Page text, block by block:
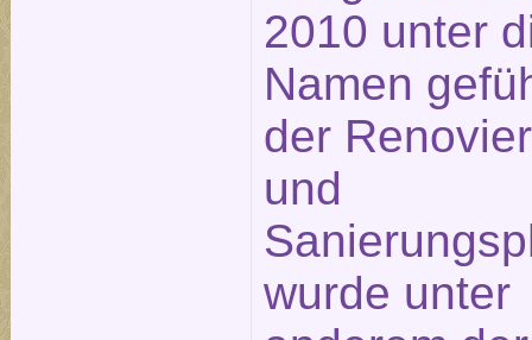
2010 unter
Namen
der
und
wurde unter